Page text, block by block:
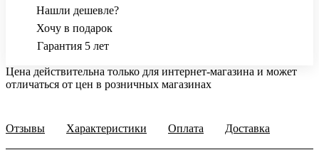
Нашли дешевле?
Хочу в подарок
Гарантия 5 лет
Цена действительна только для интернет-магазина и может
отличаться от цен в розничных магазинах
Отзывы Характеристики Оплата Доставка